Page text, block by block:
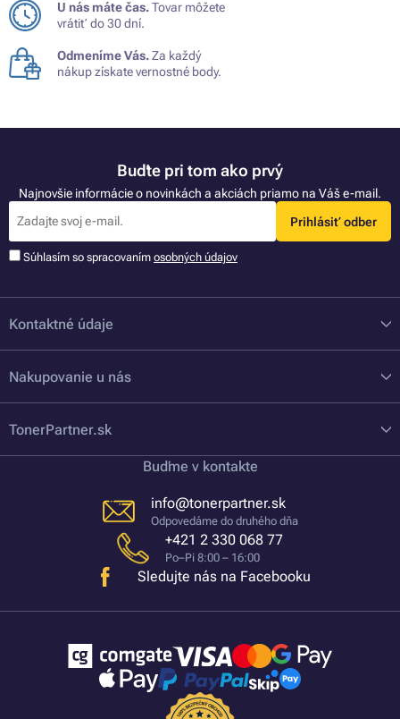
U nás máte čas.Tovar môžete
vrátiť do 30 dní.
Odmeníme Vás.Za každý
nákup získate vernostné body.
Buďte pri tom ako prvý
Najnovšie informácie o novinkách a akciách priamo na Váš e-mail.
Prihlásiť odber
Súhlasím so spracovaním osobných údajov
Kontaktné údaje
Nakupovanie u nás
TonerPartner.sk
Buďme v kontakte
info@tonerpartner.sk
Odpovedáme do druhého dňa
+421 2 330 068 77
Po–Pi 8:00 – 16:00
Sledujte nás na Facebooku